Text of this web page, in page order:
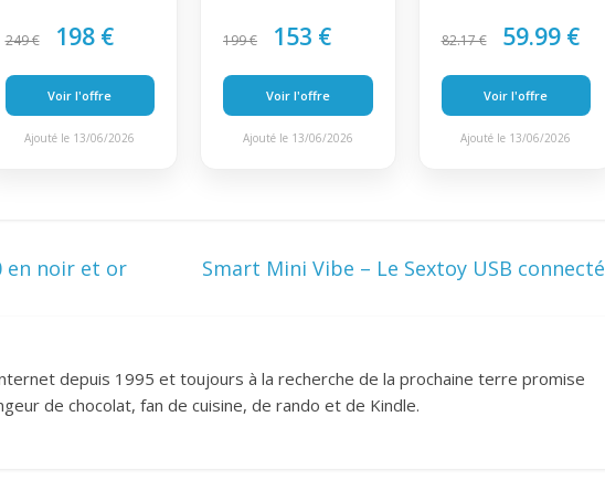
249 € 198 €
Voir l'offre
Ajouté le 13/06/2026
199 € 153 €
Voir l'offre
Ajouté le 13/06/2026
82.17 € 59.99 €
Voir l'offre
Ajouté le 13/06/2026
en noir et or Smart Mini Vibe – Le Sextoy USB connecté
depuis 1995 et toujours à la recherche de la prochaine terre promise
de chocolat, fan de cuisine, de rando et de Kindle.